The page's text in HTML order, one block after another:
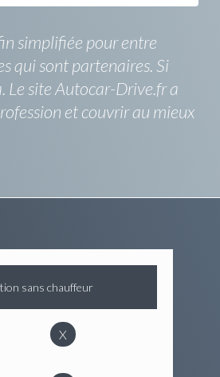
simplifiée pour entre
qui sont partenaires. Si
Le site Autocar-Drive.fr a
et couvrir au mieux
sans chauffeur
X